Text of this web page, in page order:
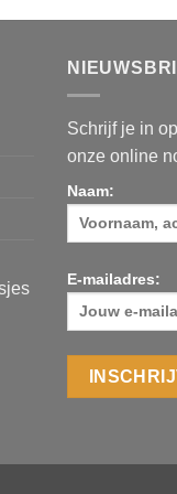
Schrijf je in
onze online
Naam:
E-mailadres: